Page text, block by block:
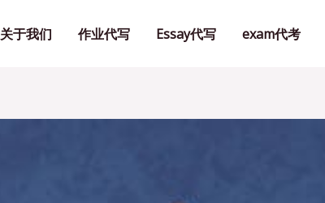
关于我们 作业代写 Essay代写 exam代考